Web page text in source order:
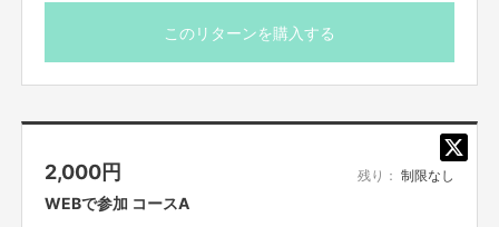
主催者 略歴
■ 他の方に限定リンクを共有されることは禁止です。
■ コラボ講演の参加（視聴）チケットは付いておりません、
別途リターンの購入をお願いします。
このリターンを購入する
2,000円 残り： 制限なし
WEBで参加 コースA